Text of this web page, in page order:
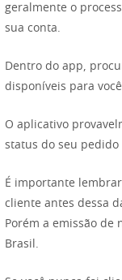
geralmente o
sua conta.
Dentro do app,
disponíveis para
O aplicativo
status do seu pedido
É importante
cliente antes dessa
Porém a emissão
Brasil.